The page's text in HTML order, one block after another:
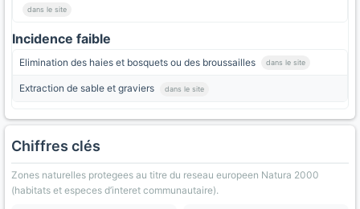
dans le site
Incidence faible
Elimination des haies et bosquets ou des broussailles dans le site
Extraction de sable et graviers dans le site
Chiffres clés
Zones naturelles protegees au titre du reseau europeen Natura 2000
(habitats et especes d’interet communautaire).